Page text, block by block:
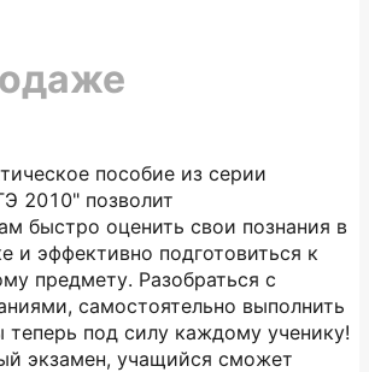
пособие из серии
2010" позволит
быстро оценить свои познания в
и эффективно подготовиться к
предмету. Разобраться с
самостоятельно выполнить
теперь под силу каждому ученику!
экзамен, учащийся сможет